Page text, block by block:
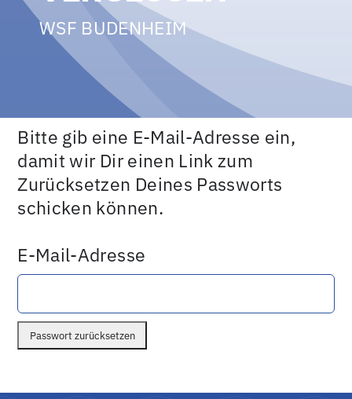
WSF BUDENHEIM
Bitte gib eine E-Mail-Adresse ein,
damit wir Dir einen Link zum
Zurücksetzen Deines Passworts
schicken können.
E-Mail-Adresse